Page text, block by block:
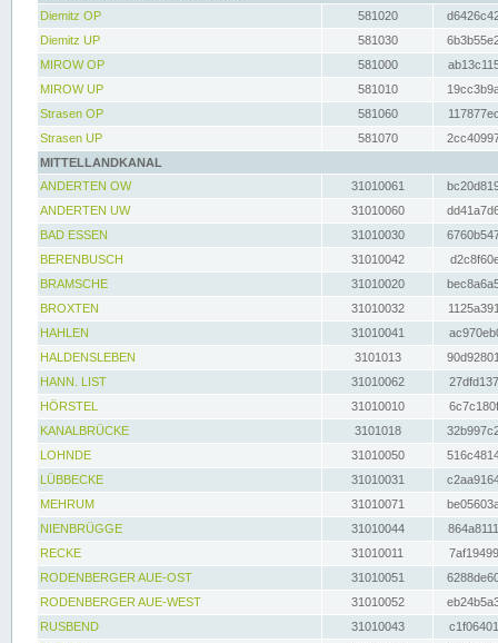
Diemitz OP
581020
Diemitz UP
581030
MIROW OP
581000
MIROW UP
581010
Strasen OP
581060
Strasen UP
581070
MITTELLANDKANAL
ANDERTEN OW
31010061
ANDERTEN UW
31010060
BAD ESSEN
31010030
BERENBUSCH
31010042
BRAMSCHE
31010020
BROXTEN
31010032
HAHLEN
31010041
HALDENSLEBEN
3101013
HANN. LIST
31010062
HÖRSTEL
31010010
KANALBRÜCKE
3101018
LOHNDE
31010050
LÜBBECKE
31010031
MEHRUM
31010071
NIENBRÜGGE
31010044
RECKE
31010011
RODENBERGER AUE-OST
31010051
RODENBERGER AUE-WEST
31010052
RUSBEND
31010043